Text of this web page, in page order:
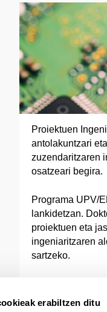
erabiltzen ditu
Proiektuen
antolakuntzari
zuzendaritzaren
osatzeari begira.
Programa UPV/
lankidetzan.
proiektuen eta
ingeniaritzaren
sartzeko.